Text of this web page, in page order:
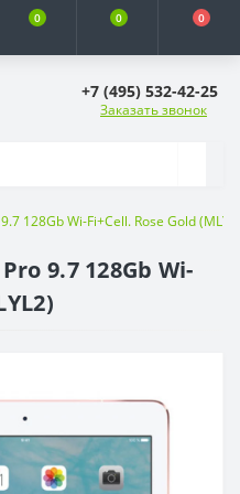
0 0 0
+7 (495) 532-42-25
Заказать звонок
128Gb Wi-Fi+Cell. Rose Gold
9.7 128Gb Wi-